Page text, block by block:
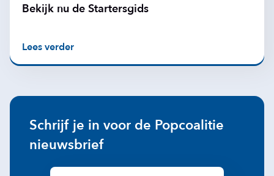
Bekijk nu de Startersgids
Lees verder
Schrijf je in voor de Popcoalitie
nieuwsbrief